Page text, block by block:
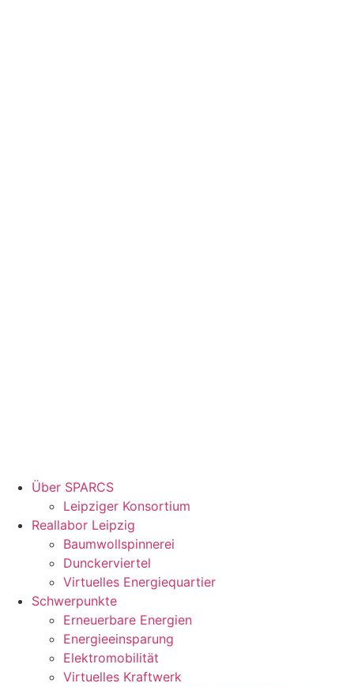
Über SPARCS
Leipziger Konsortium
Reallabor Leipzig
Baumwollspinnerei
Dunckerviertel
Virtuelles Energiequartier
Schwerpunkte
Erneuerbare Energien
Energieeinsparung
Elektromobilität
Virtuelles Kraftwerk